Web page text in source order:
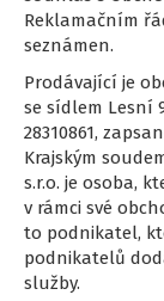
Reklamačním
seznámen.
Prodávající je
se sídlem Lesní
28310861,
Krajským
s.r.o. je osoba,
v rámci své
to podnikatel,
podnikatelů
služby.